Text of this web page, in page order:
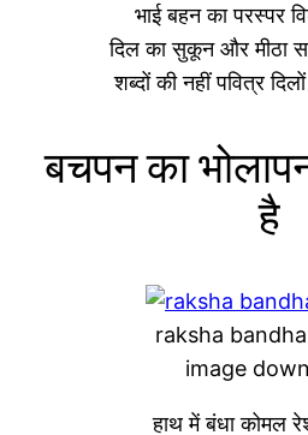
भाई बहन का परस्पर
दिल का सुकून और मीठा
शब्दों की नहीं पवित्र
बचपन का
है
raksha
image
हाथ में बंधा कोमल